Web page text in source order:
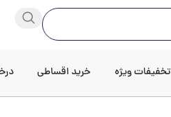
تخفیفات ویژه خرید اقساطی